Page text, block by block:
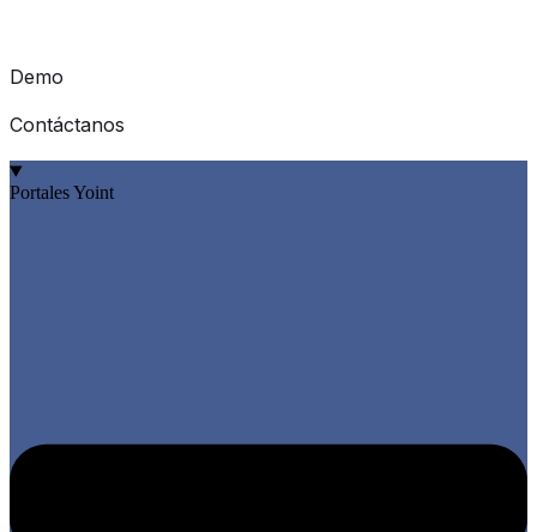
Demo
Contáctanos
Portales Yoint